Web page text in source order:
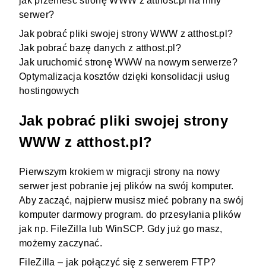
serwer?
Jak pobrać pliki swojej strony WWW z atthost.pl?
Jak pobrać bazę danych z atthost.pl?
Jak uruchomić stronę WWW na nowym serwerze?
Optymalizacja kosztów dzięki konsolidacji usług
hostingowych
Jak pobrać pliki swojej strony
WWW z atthost.pl?
Pierwszym krokiem w migracji strony na nowy
serwer jest pobranie jej plików na swój komputer.
Aby zacząć, najpierw musisz mieć pobrany na swój
komputer darmowy program. do przesyłania plików
jak np. FileZilla lub WinSCP. Gdy już go masz,
możemy zaczynać.
FileZilla – jak połączyć się z serwerem FTP?